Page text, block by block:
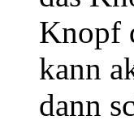
Knopf
kann
dann